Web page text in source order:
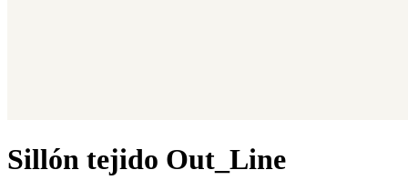
Sillón tejido Out_Line